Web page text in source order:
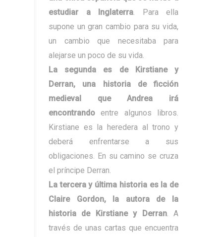
estudiar a Inglaterra. Para ella
supone un gran cambio para su vida,
un cambio que necesitaba para
alejarse un poco de su vida.
La segunda es de Kirstiane y
Derran, una historia de ficción
medieval que Andrea irá
encontrando entre algunos libros.
Kirstiane es la heredera al trono y
deberá enfrentarse a sus
obligaciones. En su camino se cruza
el príncipe Derran.
La tercera y última historia es la de
Claire Gordon, la autora de la
historia de Kirstiane y Derran. A
través de unas cartas que encuentra